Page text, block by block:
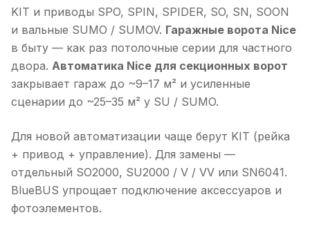
KIT и приводы SPO, SPIN, SPIDER, SO, SN, SOON
и вальные SUMO / SUMOV. Гаражные ворота Nice
в быту — как раз потолочные серии для частного
двора. Автоматика Nice для секционных ворот
закрывает гараж до ~9–17 м² и усиленные
сценарии до ~25–35 м² у SU / SUMO.
Для новой автоматизации чаще берут KIT (рейка
+ привод + управление). Для замены —
отдельный SO2000, SU2000 / V / VV или SN6041.
BlueBUS упрощает подключение аксессуаров и
фотоэлементов.